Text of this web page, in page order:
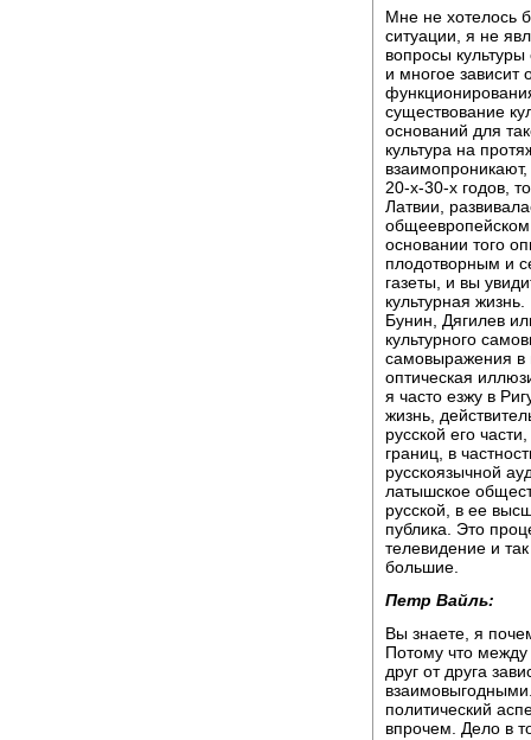
Мне не хотелось
ситуации, я не
вопросы
и многое зависит
существование
оснований для
культура на
20-х-30-х годов,
Латвии,
основании того
плодотворным и
газеты, и вы
культурная
Бунин, Дягилев
культурного
самовыражения в
оптическая
я часто езжу в
жизнь,
русской его
границ, в
русскоязычной
латышское
русской, в ее
публика. Это
телевидение и
большие.
Петр Вайль:
Вы знаете, я
Потому что
друг от друга
политический
впрочем. Дело в